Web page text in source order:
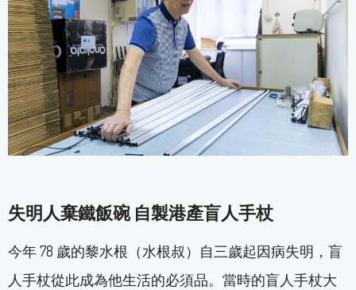
失明人棄鐵飯碗 自製港產盲人手杖
今年 78 歲的黎水根（水根叔）自三歲起因病失明，盲
人手杖從此成為他生活的必須品。當時的盲人手杖大